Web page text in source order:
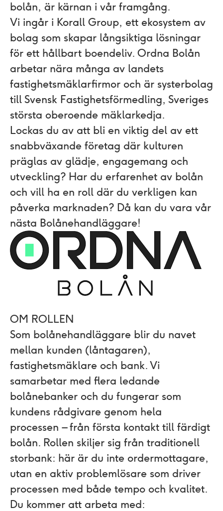
bolån, är kärnan i vår framgång.
Vi ingår i Korall Group, ett ekosystem av
bolag som skapar långsiktiga lösningar
för ett hållbart boendeliv. Ordna Bolån
arbetar nära många av landets
fastighetsmäklarfirmor och är systerbolag
till Svensk Fastighetsförmedling, Sveriges
största oberoende mäklarkedja.
Lockas du av att bli en viktig del av ett
snabbväxande företag där kulturen
präglas av glädje, engagemang och
utveckling? Har du erfarenhet av bolån
och vill ha en roll där du verkligen kan
påverka marknaden? Då kan du vara vår
nästa Bolånehandläggare!
OM ROLLEN
Som bolånehandläggare blir du navet
mellan kunden (låntagaren),
fastighetsmäklare och bank. Vi
samarbetar med flera ledande
bolånebanker och du fungerar som
kundens rådgivare genom hela
processen – från första kontakt till färdigt
bolån. Rollen skiljer sig från traditionell
storbank: här är du inte ordermottagare,
utan en aktiv problemlösare som driver
processen med både tempo och kvalitet.
Du kommer att arbeta med: